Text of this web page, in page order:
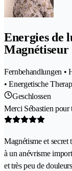
Energies de
Magnétiseur
Fernbehandlungen •
• Energetische
Geschlossen
Merci Sébastien pour
Magnétisme et
à un anévrisme
et très peu de